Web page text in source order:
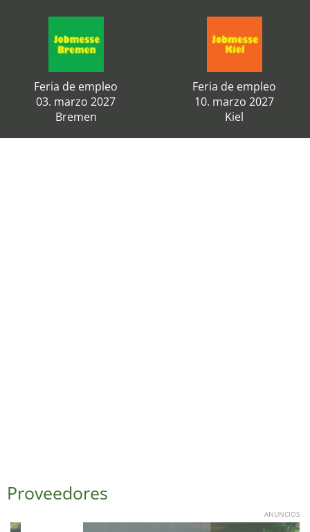
Feria de empleo
03. marzo 2027
Bremen
Feria de empleo
10. marzo 2027
Kiel
Proveedores
ANUNCIOS